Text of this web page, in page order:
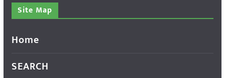
Site Map
Home
SEARCH